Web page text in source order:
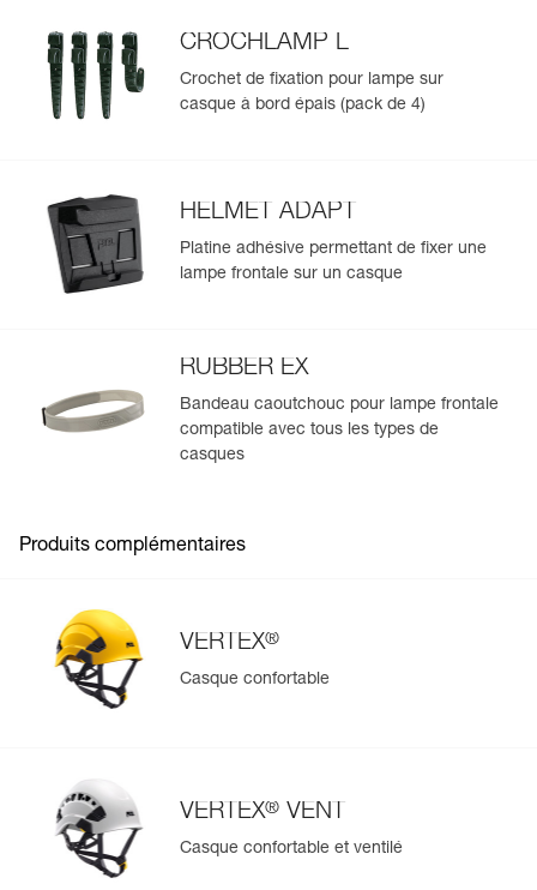
explosible.
CROCHLAMP L
Crochet de fixation pour lampe sur
casque à bord épais (pack de 4)
HELMET ADAPT
Platine adhésive permettant de fixer une
lampe frontale sur un casque
RUBBER EX
Bandeau caoutchouc pour lampe frontale
compatible avec tous les types de
casques
Produits complémentaires
VERTEX®
Casque confortable
VERTEX® VENT
Casque confortable et ventilé